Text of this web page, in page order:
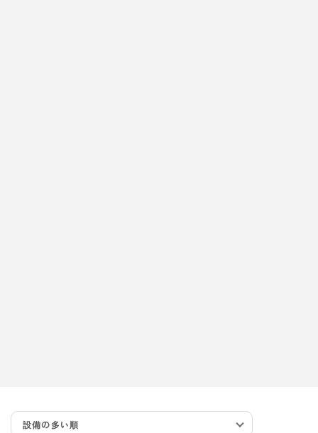
設備の多い順